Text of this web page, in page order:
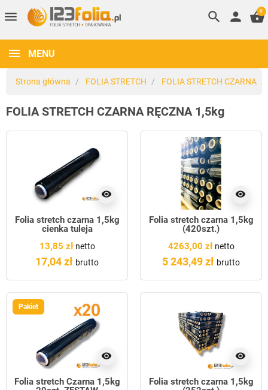
menu search person shopping_basket
0
MENU
Strona główna FOLIA STRETCH FOLIA STRETCH CZARNA
FOLIA STRETCH CZARNA RĘCZNA 1,5kg
visibility
Folia stretch czarna 1,5kg
cienka tuleja
13,85 złnetto
17,04 zł brutto
visibility
Folia stretch czarna 1,5kg
(420szt.)
4263,00 złnetto
5 243,49 zł brutto
Pakiet
visibility
Folia stretch Czarna 1,5kg
visibility
Folia stretch czarna 1,5kg